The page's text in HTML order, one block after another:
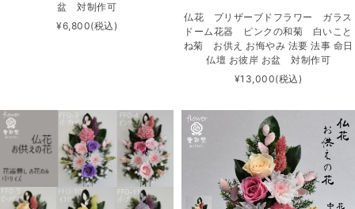
盆 対制作可
¥6,800(税込)
仏花 プリザーブドフラワー ガラス
ドーム花器 ピンクの和菊 白いこと
ね菊 お供え お悔やみ 法要 法事 命日
仏壇 お彼岸 お盆 対制作可
¥13,000(税込)